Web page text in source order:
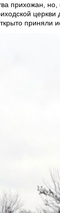
прихожан,
приняли